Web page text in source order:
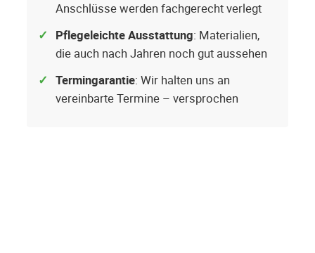
Anschlüsse werden fachgerecht verlegt
Pflegeleichte Ausstattung: Materialien,
die auch nach Jahren noch gut aussehen
Termingarantie: Wir halten uns an
vereinbarte Termine – versprochen